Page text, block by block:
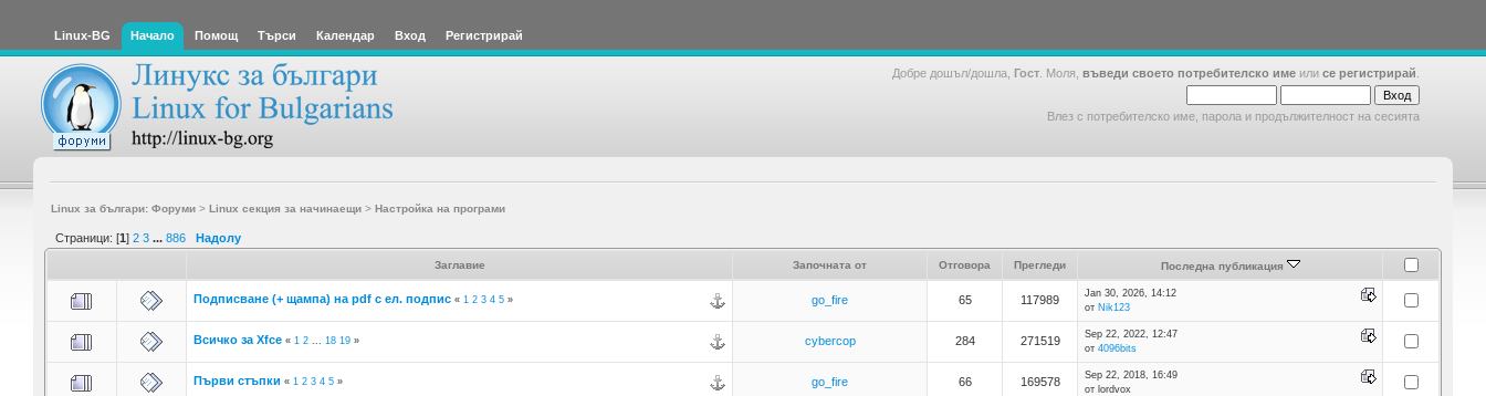
Linux-BG Начало Помощ Търси Календар Вход Регистрирай
Добре дошъл/дошла, Гост . Моля, въведи своето потребителско име или се регистрирай
Влез с потребителско име, парола и продължителност на сесията
Linux за българи: Форуми> Linux секция за начинаещи> Настройка на програми
Страници: [1] 2 3 ... 886 Надолу
Заглавие Започната от Отговора Прегледи Последна публикация
Подписване (+ щампа) на pdf с ел. подпис « 1 2 3 4 5» go_fire 65 117989
Jan 30, 2026, 14:12
от Nik123
Всичко за Xfce « 1 2... 18 19» cybercop 284 271519
Sep 22, 2022, 12:47
от 4096bits
Първи стъпки « 1 2 3 4 5» go_fire 66 169578
Sep 22, 2018, 16:49
от lordvox